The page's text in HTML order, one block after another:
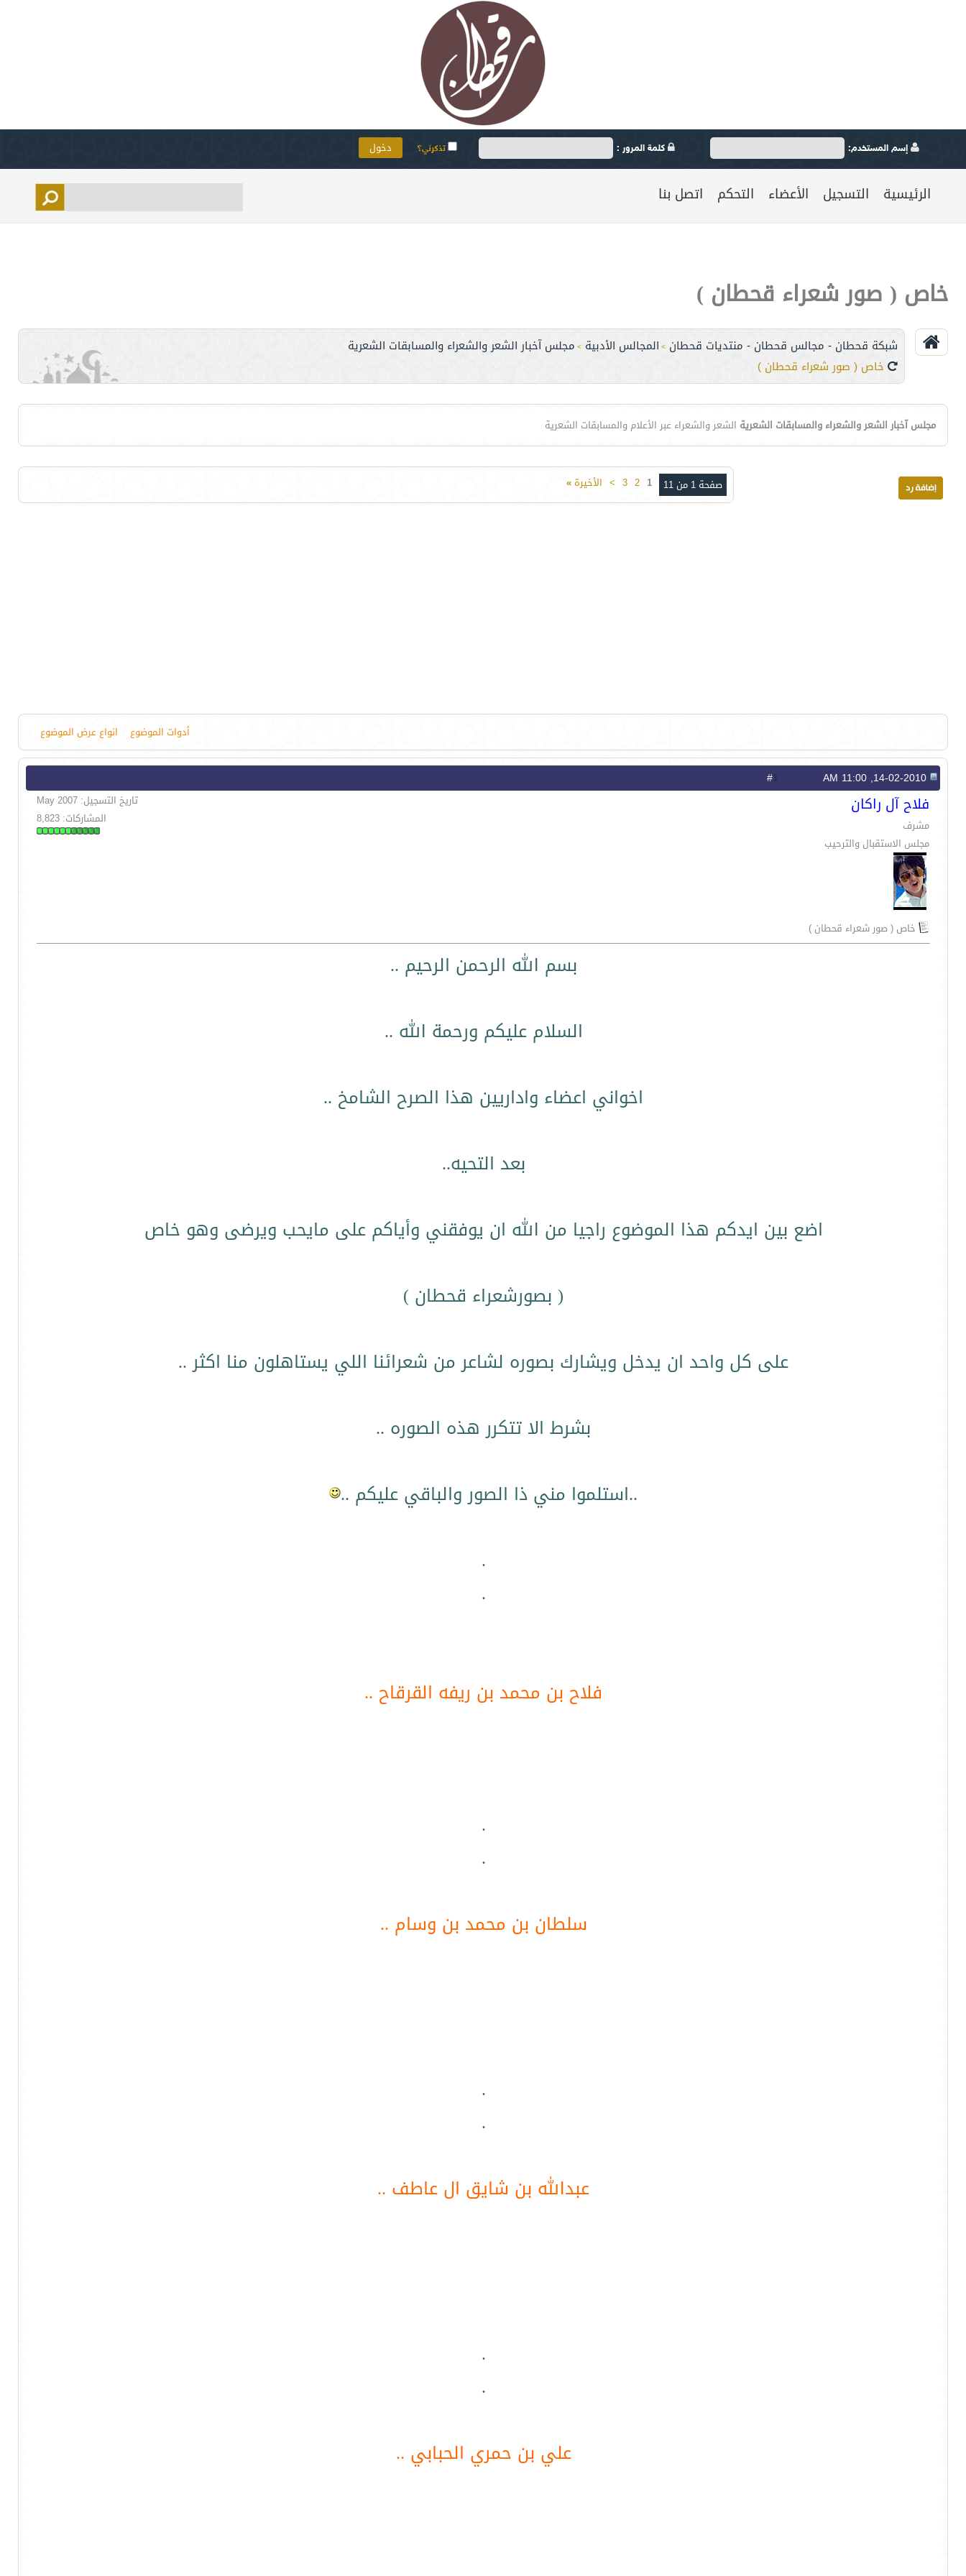
إسم المستخدم: كلمة المرور : تذكرني؟
الرئيسية التسجيل الأعضاء التحكم اتصل بنا
خاص ( صور شعراء قحطان )
شبكة قحطان - مجالس قحطان - منتديات قحطان > المجالس الأدبية > مجلس آخبار الشعر والشعراء والمسابقات الشعرية
خاص ( صور شعراء قحطان )
مجلس آخبار الشعر والشعراء والمسابقات الشعرية الشعر والشعراء عبر الأعلام والمسابقات الشعرية
صفحة 1 من 11 1
2
3
> الأخيرة»
أدوات الموضوع انواع عرض الموضوع
1
فلاح آل راكان
مشرف
مجلس الاستقبال والترحيب
تاريخ التسجيل: May 2007
المشاركات: 8,823
خاص ( صور شعراء قحطان )
بسم الله الرحمن الرحيم ..
السلام عليكم ورحمة الله ..
اخواني اعضاء واداريين هذا الصرح الشامخ ..
بعد التحيه..
اضع بين ايدكم هذا الموضوع راجيا من الله ان يوفقني وأياكم على مايحب ويرضى وهو خاص
( بصورشعراء قحطان )
على كل واحد ان يدخل ويشارك بصوره لشاعر من شعرائنا اللي يستاهلون منا اكثر ..
بشرط الا تتكرر هذه الصوره ..
..استلموا مني ذا الصور والباقي عليكم ..
.
.
فلاح بن محمد بن ريفه القرقاح ..
.
.
سلطان بن محمد بن وسام ..
.
.
عبدالله بن شايق ال عاطف ..
.
.
علي بن حمري الحبابي ..